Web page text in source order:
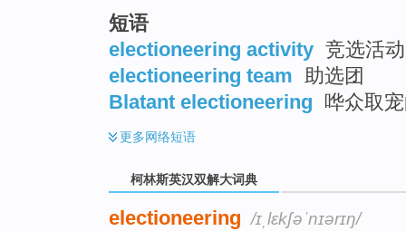
短语
electioneering activity 竞选活
electioneering team
助选团
Blatant electioneering 哗众取
更多网络短语
柯林斯英汉双解大词典
electioneering /ɪˌlɛkʃəˈnɪərɪŋ/